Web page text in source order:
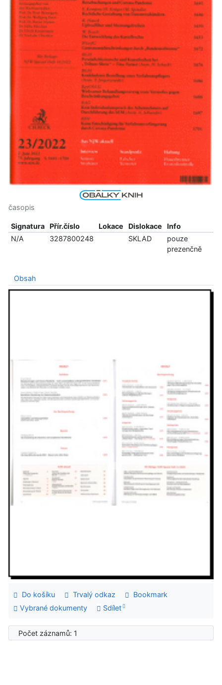
časopis
Signatura Přír.číslo Lokace Dislokace
Info
N/A
3287800248 SKLAD
pouze
prezenčně
Obsah
Do košíku Trvalý odkaz
Bookmark
Vybrané dokumenty
Sdílet
Počet záznamů: 1